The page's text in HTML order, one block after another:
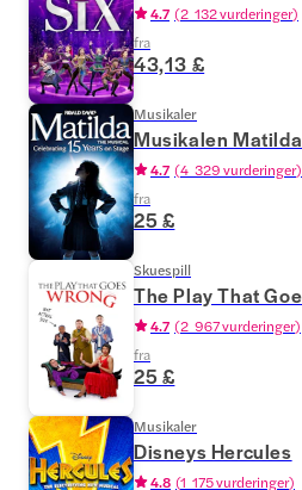
4.7 (2 132 vurderinger)
fra
43,13 £
Musikaler
Musikalen Matilda
4.7 (4 329 vurderinger)
fra
25 £
Skuespill
The Play That
4.7 (2 967 vurderinger)
fra
25 £
Musikaler
Disneys Hercules
4.8 (1 175 vurderinger)